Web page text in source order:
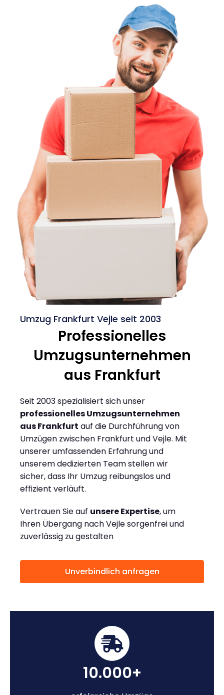
Umzug Frankfurt Vejle seit 2003
Professionelles
Umzugsunternehmen
aus Frankfurt
Seit 2003 spezialisiert sich unser
professionelles Umzugsunternehmen
aus Frankfurt auf die Durchführung von
Umzügen zwischen Frankfurt und Vejle. Mit
unserer umfassenden Erfahrung und
unserem dedizierten Team stellen wir
sicher, dass Ihr Umzug reibungslos und
effizient verläuft.
Vertrauen Sie auf unsere Expertise, um
Ihren Übergang nach Vejle sorgenfrei und
zuverlässig zu gestalten
Unverbindlich anfragen
10.000+